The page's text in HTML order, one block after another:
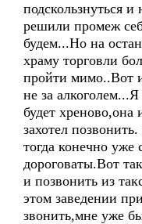
подскользнуться
решили промеж
будем...Но на
храму торговли
пройти мимо..Вот
не за
будет хреново,она
захотел
тогда конечно
дороговаты.Вот
и позвонить из
этом заведении
звонить,мне уже